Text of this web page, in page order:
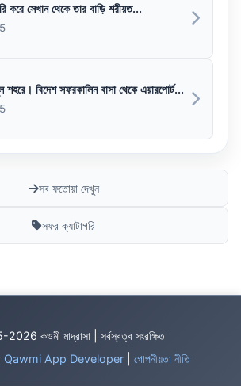
করে সেখান থেকে তার বাড়ি শরীয়ত...
শহরে। বিদেশ সফরকালিন বাসা থেকে এয়ারপোর্ট...
সব ফতোয়া দেখুন
সফর ক্যাটাগরি
কওমী মাদ্রাসা | সর্বস্বত্ব সংরক্ষিত
Qawmi App Developer গোপনীয়তা নীতি